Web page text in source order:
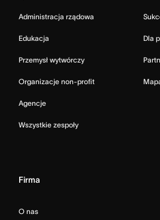
Administracja rządowa
Edukacja
Przemysł wytwórczy
Organizacje non-profit
Agencje
Wszystkie zespoły
Dla
Firma
O nas